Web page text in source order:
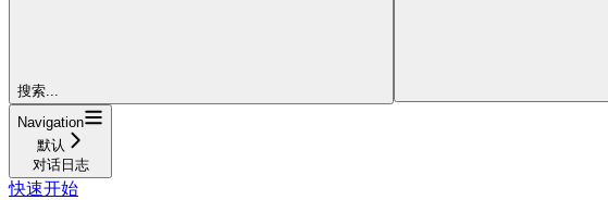
搜索...
Navigation
默认
对话日志
快速开始